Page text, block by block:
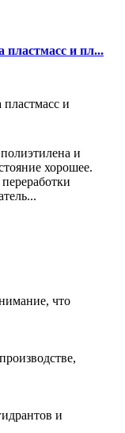
пластмасс и пл...
и
хорошее.
что
и